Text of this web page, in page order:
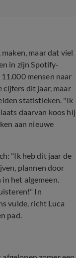
maar dat viel
in zijn Spotify-
mensen naar
cijfers dit jaar, maar
statistieken. "Ik
daarvan koos hij
aan nieuwe
"Ik heb dit jaar de
plannen door
het algemeen.
In
vulde, richt Luca
pad.